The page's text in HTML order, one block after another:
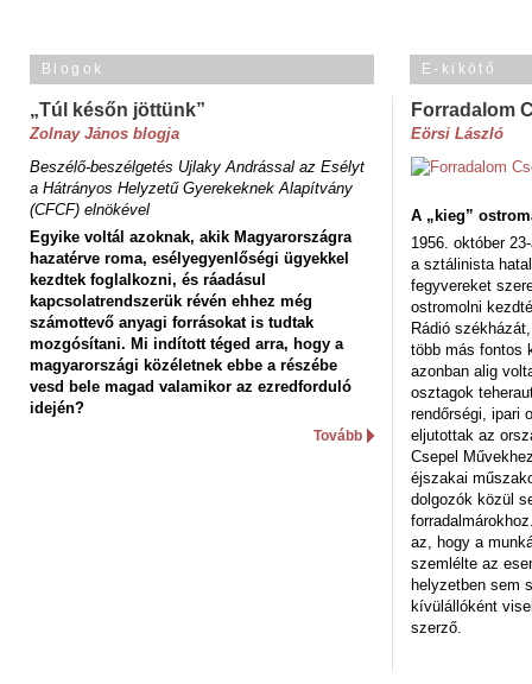
Blogok
„Túl későn jöttünk”
Zolnay János blogja
Beszélő-beszélgetés Ujlaky Andrással az Esélyt
a Hátrányos Helyzetű Gyerekeknek Alapítvány
(CFCF) elnökével
Egyike voltál azoknak, akik Magyarországra
hazatérve roma, esélyegyenlőségi ügyekkel
kezdtek foglalkozni, és ráadásul
kapcsolatrendszerük révén ehhez még
számottevő anyagi forrásokat is tudtak
mozgósítani. Mi indított téged arra, hogy a
magyarországi közéletnek ebbe a részébe
vesd bele magad valamikor az ezredforduló
idején?
Tovább
E-kikötő
Forradalom
Eörsi László
A „kieg”
1956. október
a sztálinista
fegyvereket
ostromolni
Rádió
több más fontos
azonban alig
osztagok
rendőrségi, ipari
eljutottak az
Csepel
éjszakai
dolgozók közül
az, hogy a
szemlélte az
helyzetben sem
kívülállóként
szerző.